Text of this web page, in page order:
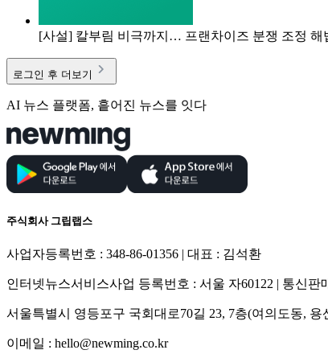
[사설] 칼부림 비극까지… 프랜차이즈 분쟁 조정 해
로그인 후 더보기
AI 뉴스 플랫폼, 흩어진 뉴스를 잇다
주식회사 그립랩스
사업자등록번호 : 348-86-01356 | 대표 : 김석환
인터넷뉴스서비스사업 등록번호 : 서울 자60122 | 통신판
서울특별시 영등포구 국회대로70길 23, 7층(여의도동, 용
이메일 : hello@newming.co.kr